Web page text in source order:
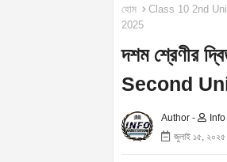
হোম Class 10 2nd
2025
দশম শ্রেণীর
Second
Author -
জুলাই ১৫, ২০২৫